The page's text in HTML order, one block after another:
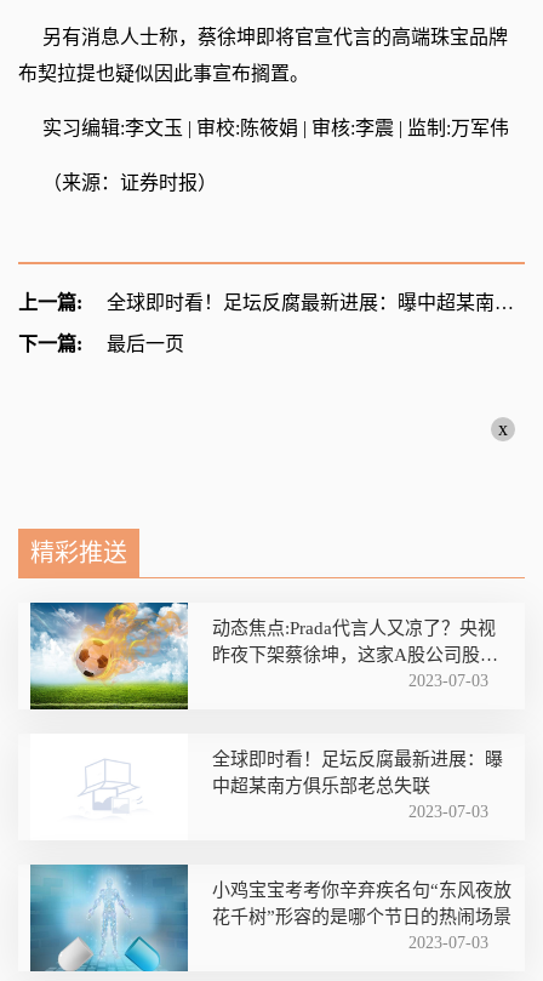
另有消息人士称，蔡徐坤即将官宣代言的高端珠宝品牌
布契拉提也疑似因此事宣布搁置。
实习编辑:李文玉 | 审校:陈筱娟 | 审核:李震 | 监制:万军伟
（来源：证券时报）
上一篇:
全球即时看！足坛反腐最新进展：曝中超某南方俱乐部老总失联
下一篇:
最后一页
x
精彩推送
动态焦点:Prada代言人又凉了？央视
昨夜下架蔡徐坤，这家A股公司股吧
2023-07-03
全球即时看！足坛反腐最新进展：曝
中超某南方俱乐部老总失联
2023-07-03
小鸡宝宝考考你辛弃疾名句“东风夜放
花千树”形容的是哪个节日的热闹场景
2023-07-03